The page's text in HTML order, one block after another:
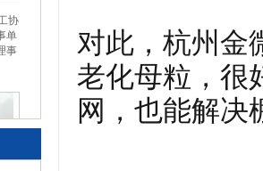
单
事
对此，杭州金
老化母粒，很
网，也能解决